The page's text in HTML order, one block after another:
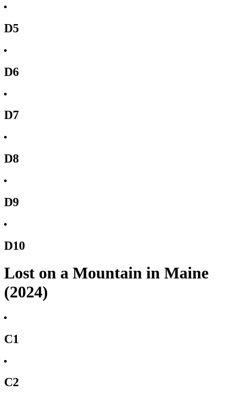
D5
D6
D7
D8
D9
D10
Lost on a Mountain in Maine
(2024)
C1
C2